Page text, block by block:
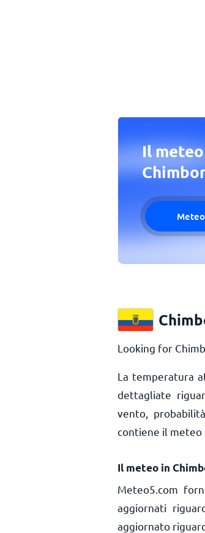
Il
Looking for
La temperatura
dettagliate
vento,
contiene il meteo
Il meteo in
Meteo5.com
aggiornati
aggiornato